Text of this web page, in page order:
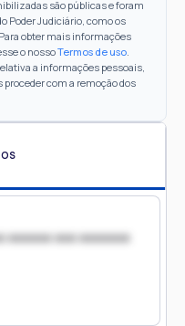
são públicas e foram
Poder Judiciário, como os
obter mais informações
o nossoTermos de uso.
a informações pessoais,
proceder com a remoção dos
xxxxxx xxx xxxxxxx